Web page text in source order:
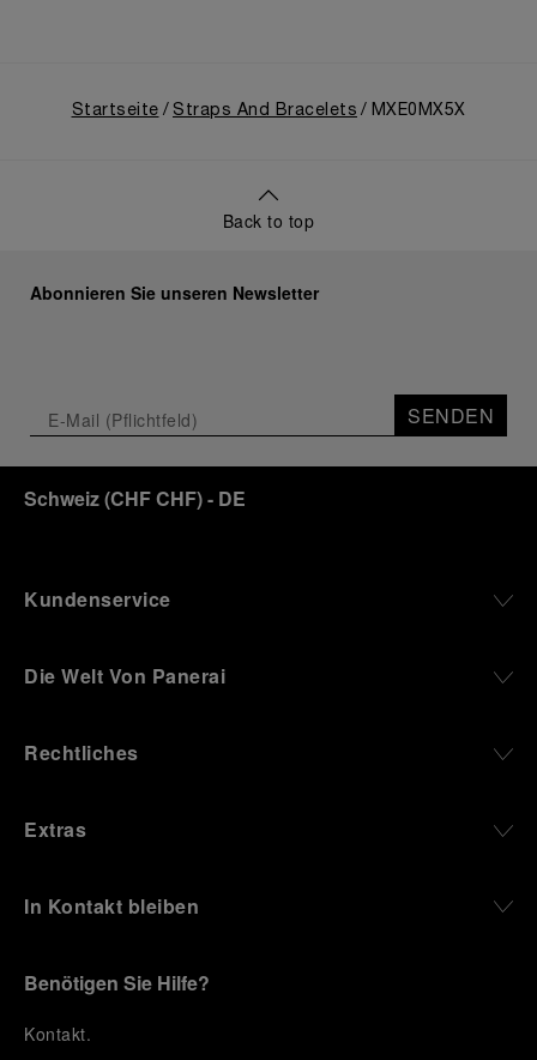
Startseite Straps And Bracelets MXE0MX5X
Back to top
Abonnieren Sie unseren Newsletter
SENDEN
Schweiz(CHF CHF)- DE
Kundenservice
Die Welt Von Panerai
Rechtliches
Extras
In Kontakt bleiben
Benötigen Sie Hilfe?
Kontakt.